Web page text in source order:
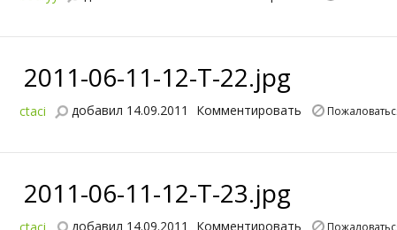
2011-06-11-12-T-22.jpg
ctaci добавил 14.09.2011 Комментировать
2011-06-11-12-T-23.jpg
добавил 14.09.2011 Комментировать